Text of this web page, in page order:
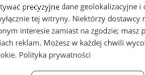
precyzyjne dane geolokalizacyjne
tej witryny. Niektórzy dostawcy
interesie zamiast na zgodzie; masz
reklam. Możesz w każdej chwili
. Polityka prywatności